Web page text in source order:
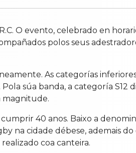
O evento, celebrado en
polos seus
As categorías inferiores
súa banda, a categoría S12
magnitude.
40 anos. Baixo a
na cidade débese, ademais
coa canteira.